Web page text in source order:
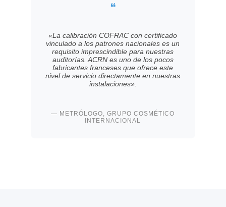
❝
«La calibración COFRAC con certificado
vinculado a los patrones nacionales es un
requisito imprescindible para nuestras
auditorías. ACRN es uno de los pocos
fabricantes franceses que ofrece este
nivel de servicio directamente en nuestras
instalaciones».
— METRÓLOGO, GRUPO COSMÉTICO
INTERNACIONAL